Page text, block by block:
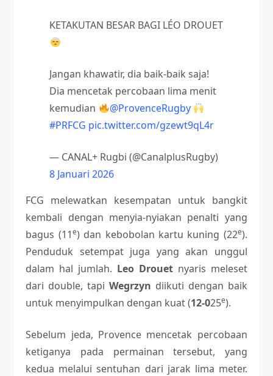
KETAKUTAN BESAR BAGI LÉO DROUET
Jangan khawatir, dia baik-baik saja!
Dia mencetak percobaan lima menit
kemudian
@ProvenceRugby
#PRFCG pic.twitter.com/gzewt9qL4r
— CANAL+ Rugbi (@CanalplusRugby)
8 Januari 2026
FCG melewatkan kesempatan untuk bangkit
kembali dengan menyia-nyiakan penalti yang
bagus (11e) dan kebobolan kartu kuning (22e).
Penduduk setempat juga yang akan unggul
dalam hal jumlah. Leo Drouetnyaris meleset
dari double, tapi Wegrzyn diikuti dengan baik
untuk menyimpulkan dengan kuat (12-025e).
Sebelum jeda, Provence mencetak percobaan
ketiganya pada permainan tersebut, yang
kedua melalui sentuhan dari jarak lima meter.